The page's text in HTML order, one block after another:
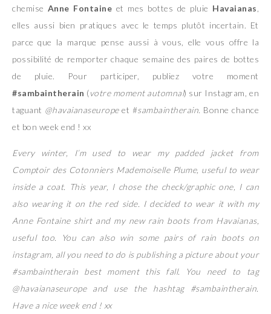
chemise Anne Fontaine et mes bottes de pluie Havaianas
elles aussi bien pratiques avec le temps plutôt incertain. Et
parce que la marque pense aussi à vous, elle vous offre la
possibilité de remporter chaque semaine des paires de bottes
de pluie. Pour participer, publiez votre moment
#sambaintherain (votre moment automnal) sur Instagram, en
taguant @havaianaseuropeet #sambaintherain. Bonne chance
et bon week end ! xx
Every winter, I’m used to wear my padded jacket from
Comptoir des Cotonniers Mademoiselle Plume, useful to wear
inside a coat. This year, I chose the check/graphic one, I can
also wearing it on the red side. I decided to wear it with my
Anne Fontaine shirt and my new rain boots from Havaianas,
useful too. You can also win some pairs of rain boots on
instagram, all you need to do is publishing a picture about your
#sambaintherain best moment this fall. You need to tag
@havaianaseurope and use the hashtag #sambaintherain.
Have a nice week end ! xx